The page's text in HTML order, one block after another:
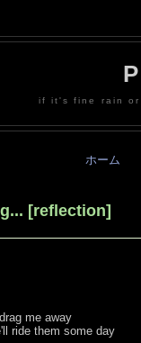
if it's fine rain or
ホーム
[reflection]
me away
ride them some day